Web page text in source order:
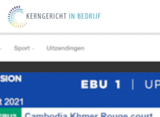
Home BEDRIJFSOPTIMALISATIE